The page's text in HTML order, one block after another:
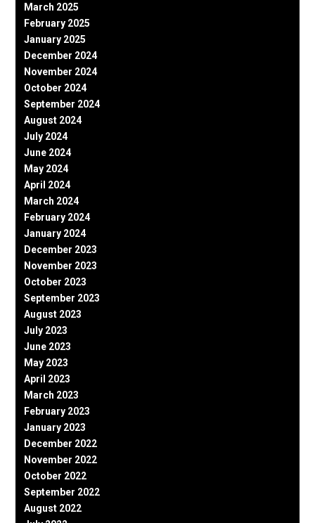
March 2025
February 2025
January 2025
December 2024
November 2024
October 2024
September 2024
August 2024
July 2024
June 2024
May 2024
April 2024
March 2024
February 2024
January 2024
December 2023
November 2023
October 2023
September 2023
August 2023
July 2023
June 2023
May 2023
April 2023
March 2023
February 2023
January 2023
December 2022
November 2022
October 2022
September 2022
August 2022